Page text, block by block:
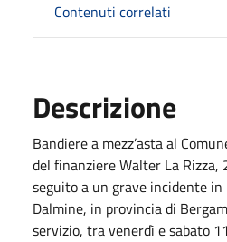
Contenuti correlati
Descrizione
Bandiere a mezz’asta al
del finanziere Walter La Rizza,
seguito a un grave incidente
Dalmine, in provincia di
servizio, tra venerdì e sabato